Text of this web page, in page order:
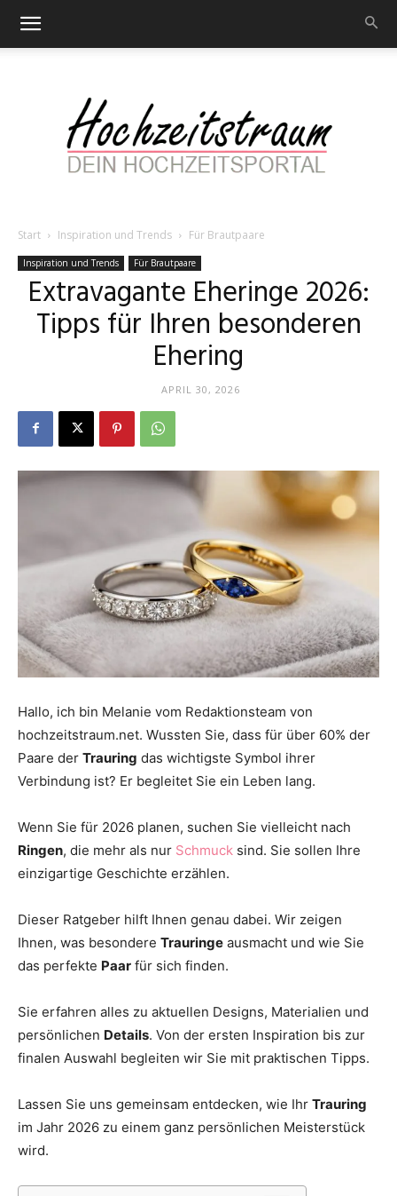
Hochzeitstraum
–
Portal
rund
um
das
Start Inspiration und Trends Für Brautpaare
Inspiration und Trends Für Brautpaare
Extravagante Eheringe 2026:
Tipps für Ihren besonderen
Ehering
APRIL 30, 2026
Hallo, ich bin Melanie vom Redaktionsteam von
hochzeitstraum.net. Wussten Sie, dass für über 60% der
Paare der Trauring das wichtigste Symbol ihrer
Verbindung ist? Er begleitet Sie ein Leben lang.
Wenn Sie für 2026 planen, suchen Sie vielleicht nach
Ringen, die mehr als nur Schmuck sind. Sie sollen Ihre
einzigartige Geschichte erzählen.
Dieser Ratgeber hilft Ihnen genau dabei. Wir zeigen
Ihnen, was besondere Trauringe ausmacht und wie Sie
das perfekte Paar für sich finden.
Sie erfahren alles zu aktuellen Designs, Materialien und
persönlichen Details. Von der ersten Inspiration bis zur
finalen Auswahl begleiten wir Sie mit praktischen Tipps.
Lassen Sie uns gemeinsam entdecken, wie Ihr Trauring
im Jahr 2026 zu einem ganz persönlichen Meisterstück
wird.